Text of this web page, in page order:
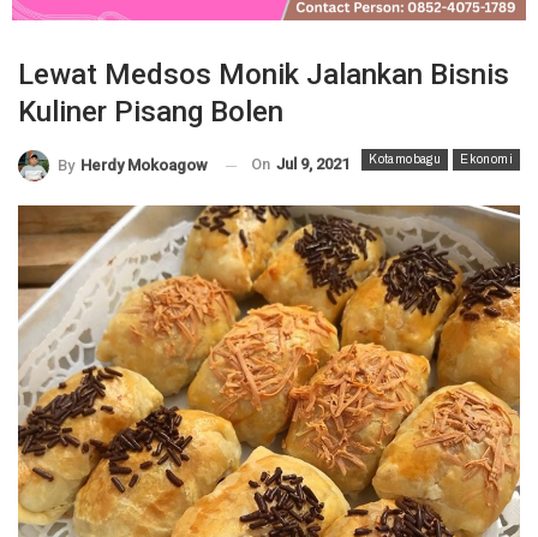
Lewat Medsos Monik Jalankan Bisnis
Kuliner Pisang Bolen
Kotamobagu Ekonomi
By Herdy Mokoagow On Jul 9, 2021